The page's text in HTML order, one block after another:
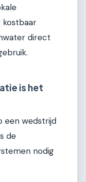
kostbaar
direct
is het
een wedstrijd
de
nodig